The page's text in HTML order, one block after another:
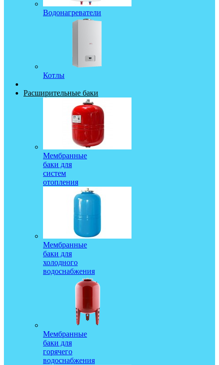
Водонагреватели
Котлы
Расширительные баки
Мембранные
баки для
систем
отопления
Мембранные
баки для
холодного
водоснабжения
Мембранные
баки для
горячего
водоснабжения